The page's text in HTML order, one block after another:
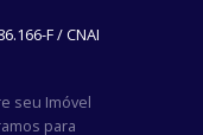
F / CNAI
seu Imóvel
para